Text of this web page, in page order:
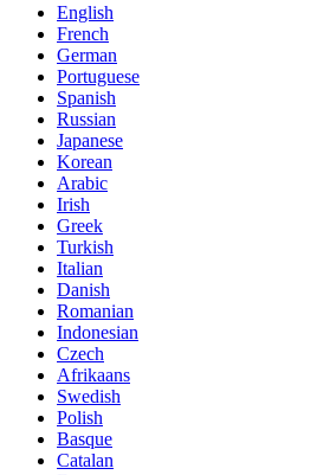
English
French
German
Portuguese
Spanish
Russian
Japanese
Korean
Arabic
Irish
Greek
Turkish
Italian
Danish
Romanian
Indonesian
Czech
Afrikaans
Swedish
Polish
Basque
Catalan